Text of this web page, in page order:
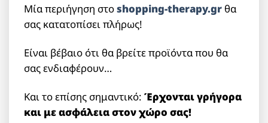
Μία περιήγηση στοshopping-therapy.gr θα
σας κατατοπίσει πλήρως!
Είναι βέβαιο ότι θα βρείτε προϊόντα που θα
σας ενδιαφέρουν…
Και το επίσης σημαντικό:Έρχονται γρήγορα
και με ασφάλεια στον χώρο σας!